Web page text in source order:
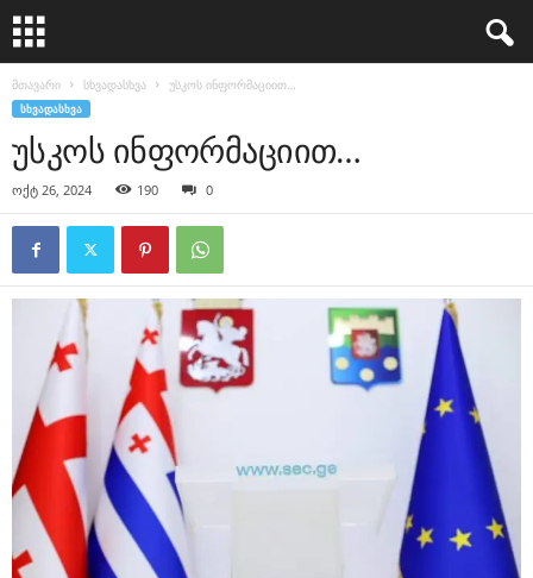
მთავარი სხვადასხვა უსკოს ინფორმაციით…
ᲡᲮᲕᲐᲓᲐᲡᲮᲕᲐ
უსკოს ინფორმაციით…
ოქტ 26, 2024 190 0